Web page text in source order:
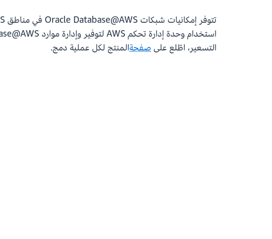
استخدام وحدة إدارة تحكم AWS لتوفير وإدارة موارد Oracle Database@AWS الخاصة بهم. لمعرفة المزيد حول إمكانيات الشبكات، اطّلع على
التسعير، اطّلع علىصفحةالمنتج لكل عملية دمج.